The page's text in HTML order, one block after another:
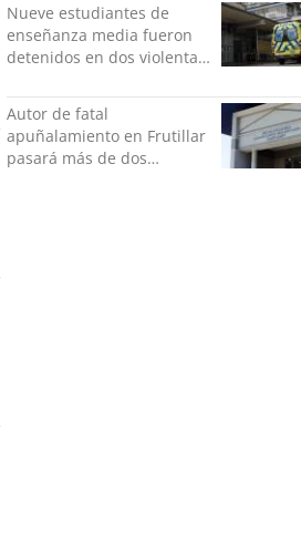
Nueve estudiantes de
enseñanza media fueron
detenidos en dos violentas
Autor de fatal
apuñalamiento en Frutillar
pasará más de dos